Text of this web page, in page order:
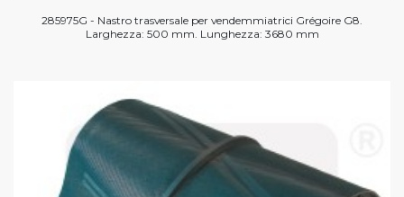
285975G - Nastro trasversale per vendemmiatrici Grégoire G8.
Larghezza: 500 mm. Lunghezza: 3680 mm